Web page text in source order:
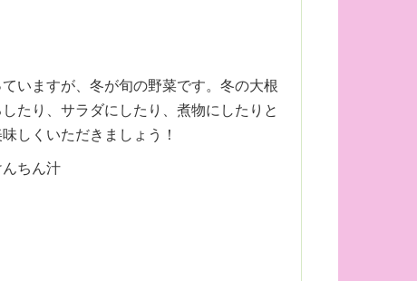
いますが、冬が旬の野菜です。冬の大根
たり、サラダにしたり、煮物にしたりと
しくいただきましょう！
ちん汁